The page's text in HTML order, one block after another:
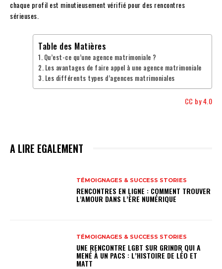
chaque profil est minutieusement vérifié pour des rencontres
sérieuses.
Table des Matières
Qu’est-ce qu’une agence matrimoniale ?
Les avantages de faire appel à une agence matrimoniale
Les différents types d’agences matrimoniales
CC by 4.0
A LIRE EGALEMENT
TÉMOIGNAGES & SUCCESS STORIES
RENCONTRES EN LIGNE : COMMENT TROUVER
L’AMOUR DANS L’ÈRE NUMÉRIQUE
TÉMOIGNAGES & SUCCESS STORIES
UNE RENCONTRE LGBT SUR GRINDR QUI A
MENÉ À UN PACS : L’HISTOIRE DE LÉO ET
MATT